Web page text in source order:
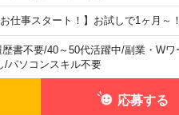
お仕事スタート！】お試しで1ヶ月～
歴書不要/40～50代活躍中/副業・Wワ
/パソコンスキル不要
応募する